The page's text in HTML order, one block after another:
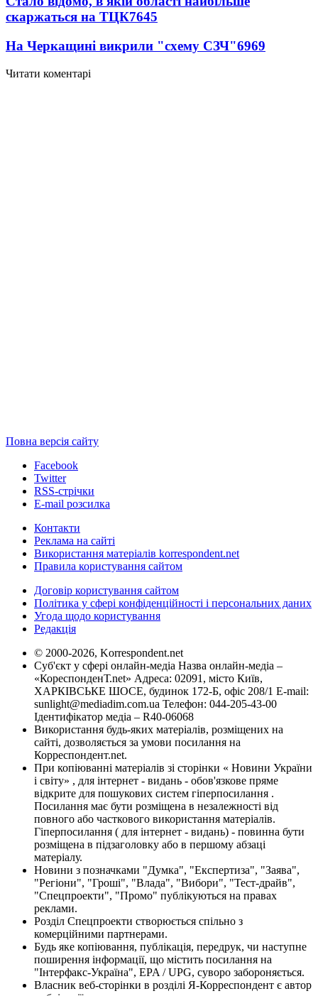
скаржаться на ТЦК7645
На Черкащині викрили "схему СЗЧ"6969
Читати коментарі
Повна версія сайту
Facebook
Twitter
RSS-стрічки
E-mail розсилка
Контакти
Реклама на сайті
Використання матеріалів korrespondent.net
Правила користування сайтом
Договір користування сайтом
Політика у сфері конфіденційності і персональних даних
Угода щодо користування
Редакція
© 2000-2026, Korrespondent.net
Суб'єкт у сфері онлайн-медіа Назва онлайн-медіа –
«КореспонденТ.net» Адреса: 02091, місто Київ,
ХАРКІВСЬКЕ ШОСЕ, будинок 172-Б, офіс 208/1 E-mail:
sunlight@mediadim.com.ua Телефон: 044-205-43-00
Ідентифікатор медіа – R40-06068
Використання будь-яких матеріалів, розміщених на
сайті, дозволяється за умови посилання на
Корреспондент.net.
При копіюванні матеріалів зі сторінки « Новини України
і світу» , для інтернет - видань - обов'язкове пряме
відкрите для пошукових систем гіперпосилання .
Посилання має бути розміщена в незалежності від
повного або часткового використання матеріалів.
Гіперпосилання ( для інтернет - видань) - повинна бути
розміщена в підзаголовку або в першому абзаці
матеріалу.
Новини з позначками "Думка", "Експертиза", "Заява",
"Регіони", "Гроші", "Влада", "Вибори", "Тест-драйв",
"Спецпроекти", "Промо" публікуються на правах
реклами.
Розділ Спецпроекти створюється спільно з
комерційними партнерами.
Будь яке копіювання, публікація, передрук, чи наступне
поширення інформації, що містить посилання на
"Інтерфакс-Україна", EPA / UPG, суворо забороняється.
Власник веб-сторінки в розділі Я-Корреспондент є автор